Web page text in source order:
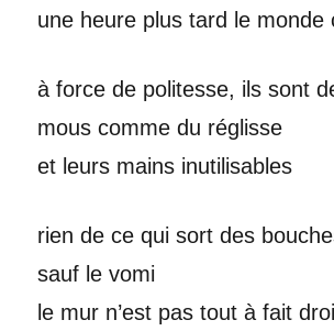
une heure plus tard le monde
à force de politesse, ils sont
mous comme du réglisse
et leurs mains inutilisables
rien de ce qui sort des
sauf le vomi
le mur n’est pas tout à fait